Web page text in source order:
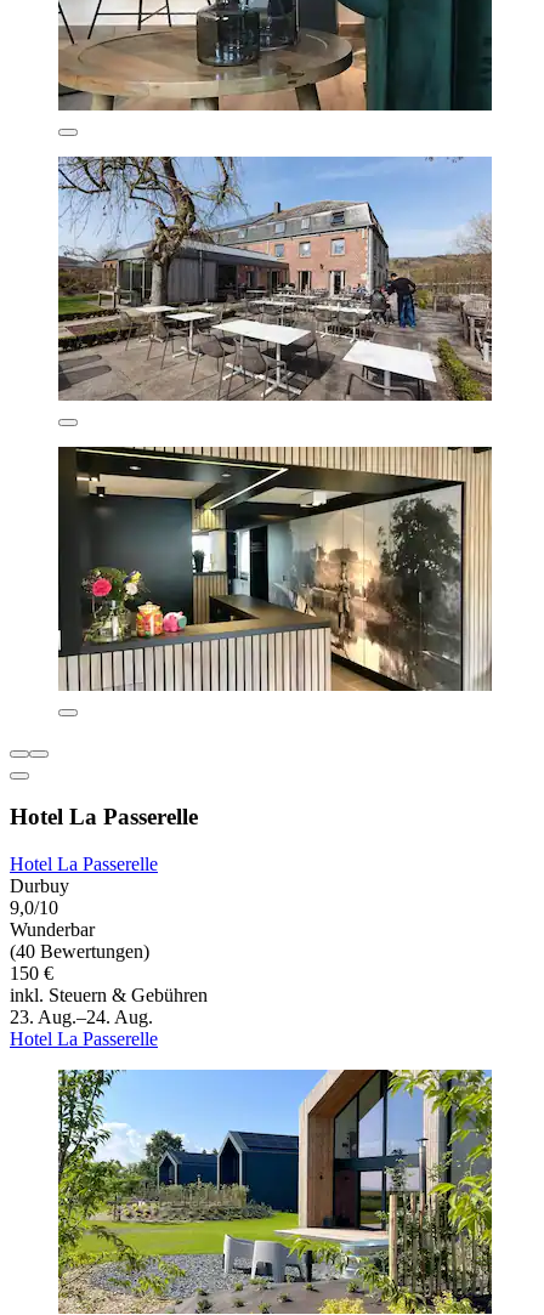
Hotel La Passerelle
Hotel La Passerelle
Durbuy
9,0/10
Wunderbar
(40 Bewertungen)
150 €
inkl. Steuern & Gebühren
23. Aug.–24. Aug.
Hotel La Passerelle